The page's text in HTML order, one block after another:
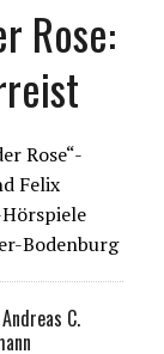
Rose:
Rose“-
Felix
Bodenburg
C.